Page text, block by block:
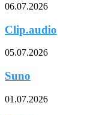
06.07.2026
Clip.audio
05.07.2026
Suno
01.07.2026